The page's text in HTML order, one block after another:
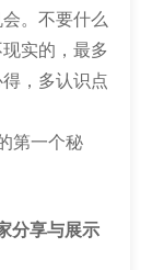
。不要什么
实的，最多
，多认识点
第一个秘
分享与展示